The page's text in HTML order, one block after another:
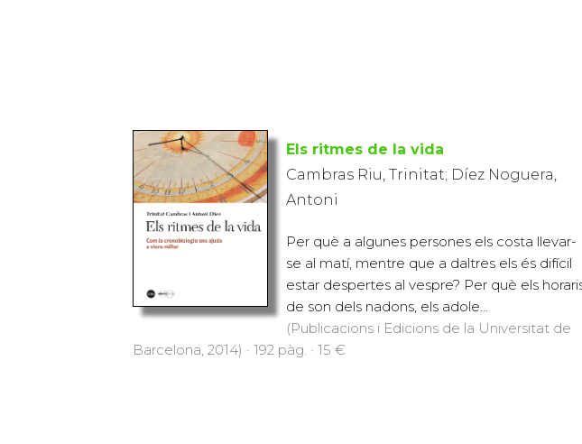
Els ritmes de la vida
Cambras Riu, Trinitat; Díez Noguera,
Antoni
Per què a algunes persones els costa llevar-
se al matí, mentre que a daltres els és difícil
estar despertes al vespre? Per què els
de son dels nadons, els adole...
(Publicacions i Edicions de la Universitat de
Barcelona, 2014) · 192 pàg. · 15 €